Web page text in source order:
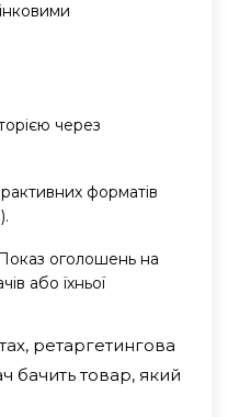
через
форматів
Показ оголошень на
або їхньої
ретаргетингова
бачить товар, який